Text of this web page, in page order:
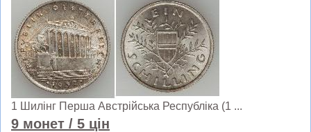
1 Шилінг Перша Австрійська Республіка (1 ...
9 монет / 5 цін